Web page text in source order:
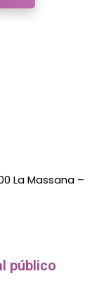
La Massana –
público